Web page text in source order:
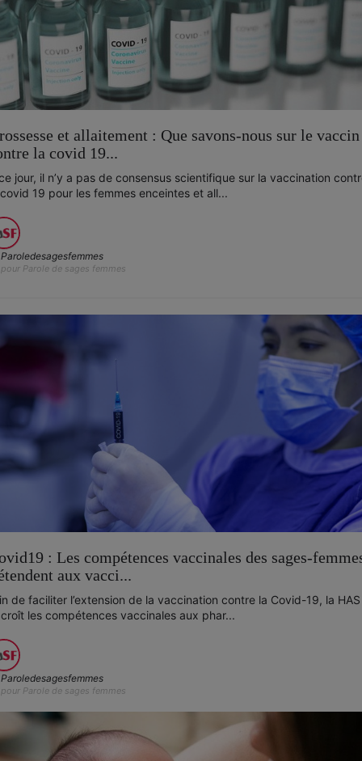
et allaitement : Que savons-nous sur le vaccin
la covid 19...
jour, il n’y a pas de consensus scientifique sur la vaccination
19 pour les femmes enceintes et all...
Paroledesagesfemmes
pour Parole de sages femmes
: Les compétences vaccinales des sages-
aux vacci...
de faciliter l’extension de la vaccination contre la Covid-19, la HAS
les compétences vaccinales aux phar...
Paroledesagesfemmes
pour Parole de sages femmes